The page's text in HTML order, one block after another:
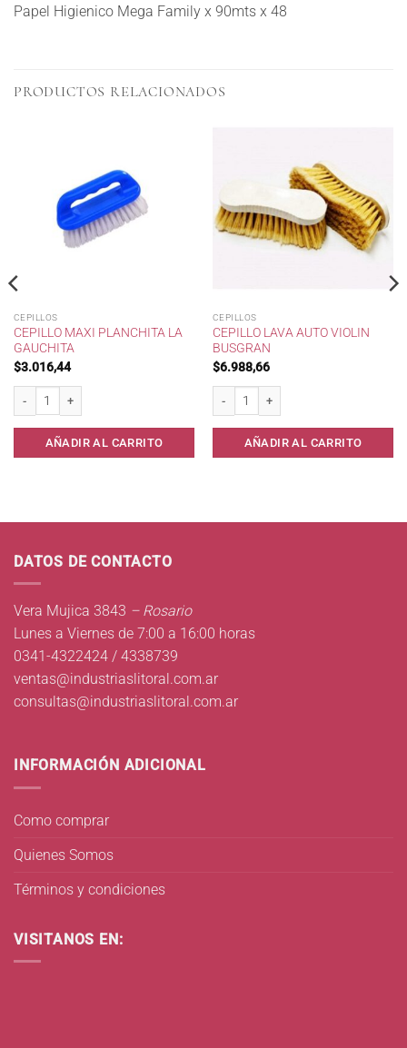
Papel Higienico Mega Family x 90mts x 48
PRODUCTOS RELACIONADOS
CEPILLOS
CEPILLO MAXI PLANCHITA LA
GAUCHITA
$3.016,44
Cepillo Maxi Planchita La Gauchita cantidad
AÑADIR AL CARRITO
CEPILLOS
CEPILLO LAVA AUTO VIOLIN
BUSGRAN
$6.988,66
Cepillo Lava Auto Violin BUSGRAN
AÑADIR AL CARRITO
cantidad
DATOS DE CONTACTO
Vera Mujica 3843 – Rosario
Lunes a Viernes de 7:00 a 16:00 horas
0341-4322424 / 4338739
ventas@industriaslitoral.com.ar
consultas@industriaslitoral.com.ar
INFORMACIÓN ADICIONAL
Como comprar
Quienes Somos
Términos y condiciones
VISITANOS EN: